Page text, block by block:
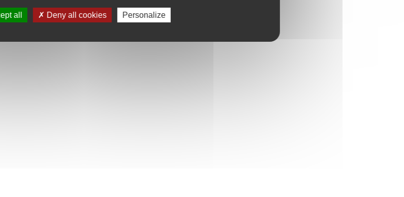
all Deny all cookies Personalize